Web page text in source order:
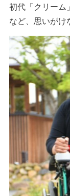
初代「クリーム
など、思いがけ